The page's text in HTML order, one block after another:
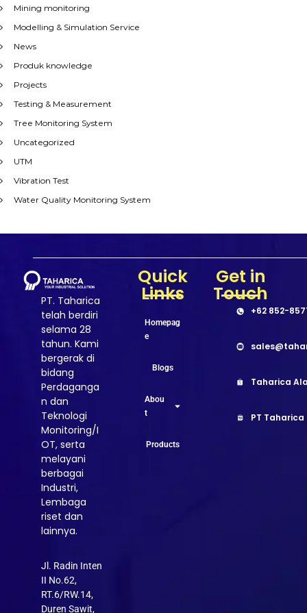
Mining monitoring
Modelling & Simulation Service
News
Produk knowledge
Projects
Testing & Measurement
Tree Monitoring System
Uncategorized
UTM
Vibration Test
Water Quality Monitoring System
PT. Taharica
telah berdiri
selama 28
tahun. Kami
bergerak di
bidang
Perdaganga
n dan
Teknologi
Monitoring/I
OT, serta
melayani
berbagai
Industri,
Lembaga
riset dan
lainnya.
Jl. Radin Inten
II No.62,
RT.6/RW.14,
Duren Sawit,
Quick
Links
Homepag
e
Blogs
Abou
t
Products
Get in
Touch
+62 852-
Taharica
PT Taharica